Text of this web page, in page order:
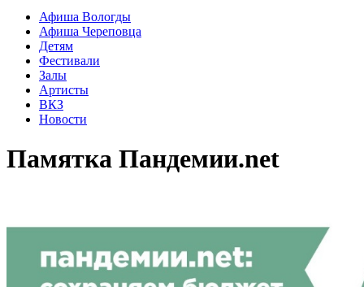
Афиша Вологды
Афиша Череповца
Детям
Фестивали
Залы
Артисты
ВКЗ
Новости
Памятка Пандемии.net